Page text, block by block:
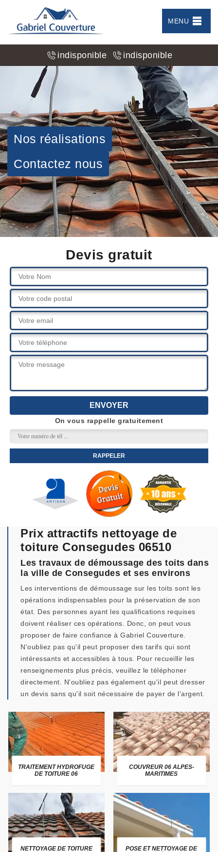
MENU
indisponible indisponible
Nos réalisations
Contactez nous
Devis gratuit
On vous rappelle gratuitement
Prix attractifs nettoyage de
toiture Consegudes 06510
Les travaux de démoussage des toits dans
la ville de Consegudes et ses environs
Les interventions de démoussage sur les toits sont les
opérations indispensables pour la préservation de son
état. Des personnes ayant les qualifications requises
doivent réaliser ces opérations. Donc, on peut vous
proposer de faire confiance à Gabriel Couverture.
N'oubliez pas qu'il peut proposer des tarifs qui sont
intéressants et accessibles à tous. Pour recueillir les
renseignements plus précis, veuillez le téléphoner
directement. N'oubliez pas également qu'il peut dresser
un devis sans qu'il soit nécessaire de payer de l'argent.
TRAITEMENT HYDROFUGE
DE TOITURE 06
COUVREUR 06 ALPES-
MARITIMES
NETTOYAGE DE TOITURE
POSE ET NETTOYAGE DE